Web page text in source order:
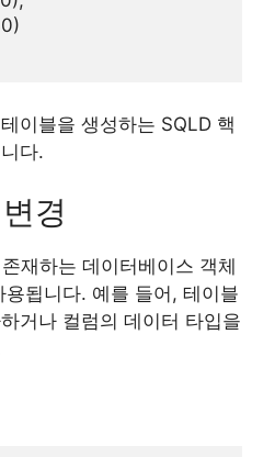
이블을 생성하는 SQLD 핵
다.
경
재하는 데이터베이스 객체
됩니다. 예를 들어, 테이블
거나 컬럼의 데이터 타입을